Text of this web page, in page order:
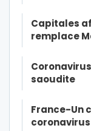
Capitales
remplace
saoudite
France-Un